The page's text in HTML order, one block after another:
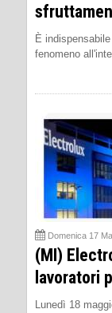
È
fenomeno
Domenica 17
(MI)
lavoratori
Lunedì 18